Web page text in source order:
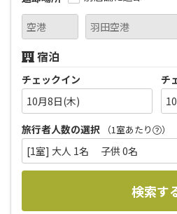
宿泊
チェックイン
10月8日(木)
チ
旅行者人数の選択
（1室あたり ）
[1室] 大人 1名 子供 0名
検索す